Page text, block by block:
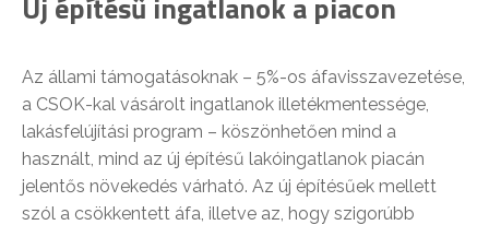
Az állami támogatásoknak – 5%-os áfavisszavezetése,
a CSOK-kal vásárolt ingatlanok illetékmentessége,
lakásfelújítási program – köszönhetően mind a
használt, mind az új építésű lakóingatlanok piacán
jelentős növekedés várható. Az új építésűek mellett
szól a csökkentett áfa, illetve az, hogy szigorúbb